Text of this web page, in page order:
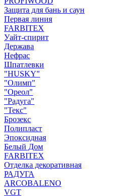
Защита для бань и саун
Первая линия
FARBITEX
Уайт-спирит
Держава
Нефрас
Шпатлевки
"HUSKY"
"Олимп"
"Ореол"
"Радуга"
"Текс"
Брозекс
Полипласт
Эпоксидная
Белый Дом
FARBITEX
Отделка декоративная
РАДУГА
ARCOBALENO
VGT